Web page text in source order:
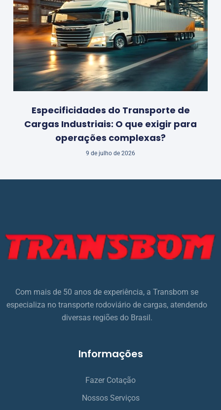
Especificidades do Transporte de
Cargas Industriais: O que exigir para
operações complexas?
9 de julho de 2026
Com mais de 50 anos de experiência, a Transbom se
especializa no transporte rodoviário de cargas, atendendo
diversas regiões do Brasil.
Informações
Fazer Cotação
Nossos Serviços